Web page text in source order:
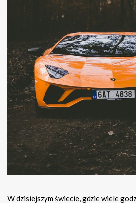
W dzisiejszym świecie, gdzie wiele